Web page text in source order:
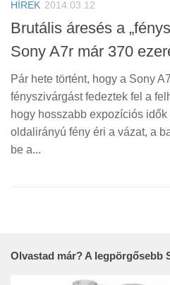
HÍREK 2014.03.12
Brutális áresés a
Sony A7r már 370
Pár hete történt, hogy a Sony
fényszivárgást fedeztek fel a
hogy hosszabb expozíciós
oldalirányú fény éri a vázat, a
be a...
Olvastad már? A legpörgősebb